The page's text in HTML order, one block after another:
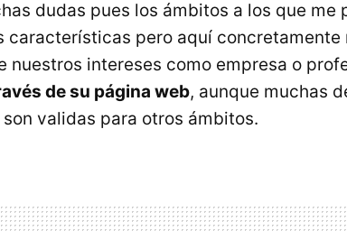
dudas pues los ámbitos a los que me
características pero aquí concretamente
nuestros intereses como empresa o
de su página web, aunque muchas
validas para otros ámbitos.